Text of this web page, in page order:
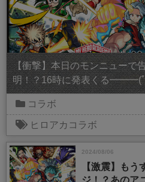
【衝撃】本日のモンニューで
明！？16時に発表くる
コラボ
ヒロアカコラボ
2024/08/06
【激震】もう
ジ！？あのア